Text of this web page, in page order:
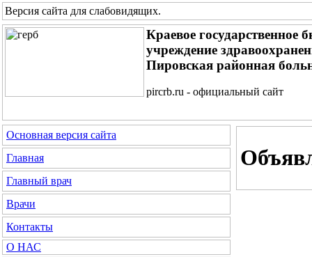
Версия сайта для слабовидящих.
Краевое государственное
учреждение
Пировская районная
pircrb.ru - официальный сайт
Основная версия сайта
Главная
Главный врач
Врачи
Контакты
О НАС